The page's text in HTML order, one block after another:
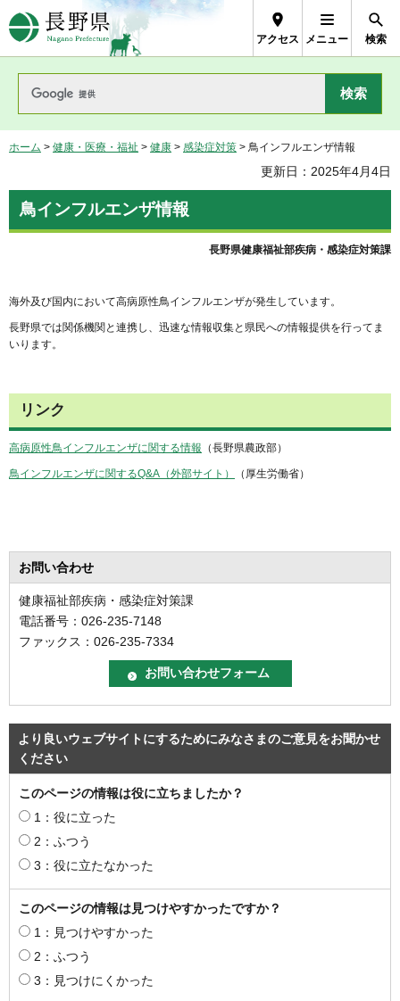
長野県Nagano Prefecture
アクセス メニュー 検索
ホーム > 健康・医療・福祉 > 健康 > 感染症対策 > 鳥インフルエンザ情報
更新日：2025年4月4日
鳥インフルエンザ情報
長野県健康福祉部疾病・感染症対策課
海外及び国内において高病原性鳥インフルエンザが発生しています。
長野県では関係機関と連携し、迅速な情報収集と県民への情報提供を行ってま
いります。
リンク
高病原性鳥インフルエンザに関する情報 （長野県農政部）
鳥インフルエンザに関するQ&A（外部サイト） （厚生労働省）
お問い合わせ
健康福祉部疾病・感染症対策課
電話番号：026-235-7148
ファックス：026-235-7334
より良いウェブサイトにするためにみなさまのご意見をお聞かせ
ください
このページの情報は役に立ちましたか？
1：役に立った
2：ふつう
3：役に立たなかった
このページの情報は見つけやすかったですか？
1：見つけやすかった
2：ふつう
3：見つけにくかった